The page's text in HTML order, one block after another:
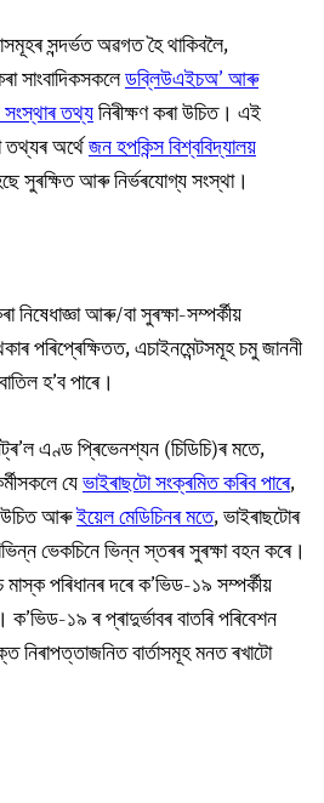
সন্দৰ্ভত অৱগত হৈ থাকিবলৈ,
সাংবাদিকসকলেডব্লিউএইচঅ’ আৰু
তথ্যনিৰীক্ষণ কৰা উচিত। এই
তথ্যৰ অৰ্থেজন হপকিন্স বিশ্ববিদ্যালয়
সুৰক্ষিত আৰু নিৰ্ভৰযোগ্য সংস্থা।
আৰু/বা সুৰক্ষা-সম্পৰ্কীয়
পৰিপ্ৰেক্ষিতত, এচাইনমেন্টসমূহ চমু জাননী
হ’ব পাৰে।
এণ্ড প্ৰিভেনশ্যন (চিডিচি)ৰ মতে,
যেভাইৰাছটো সংক্ৰমিত কৰিব পাৰে,
উচিত আৰুইয়েল মেডিচিনৰ মতে, ভাইৰাছটোৰ
ভেকচিনে ভিন্ন স্তৰৰ সুৰক্ষা বহন কৰে।
পৰিধানৰ দৰে ক’ভিড-১৯ সম্পৰ্কীয়
ক’ভিড-১৯ ৰ প্ৰাদুৰ্ভাবৰ বাতৰি পৰিবেশন
নিৰাপত্তাজনিত বাৰ্তাসমূহ মনত ৰখাটো